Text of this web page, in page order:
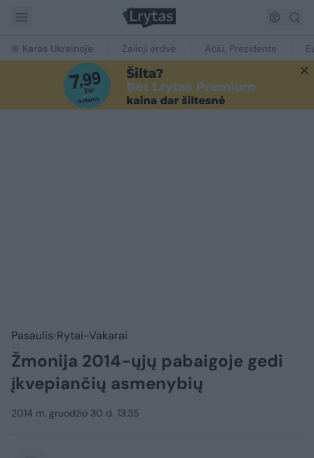
Karas Ukrainoje Žalioji erdvė Ačiū, Prezidente
Pasaulis Rytai-Vakarai
Žmonija 2014-ųjų pabaigoje gedi
įkvepiančių asmenybių
2014 m. gruodžio 30 d. 13:35